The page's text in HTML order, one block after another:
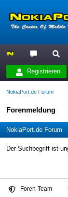
Registrieren
NokiaPort.de Forum
Forenmeldung
NokiaPort.de Forum
Der Suchbegriff ist
Foren-Team